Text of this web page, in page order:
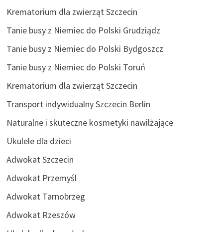
Krematorium dla zwierząt Szczecin
Tanie busy z Niemiec do Polski Grudziądz
Tanie busy z Niemiec do Polski Bydgoszcz
Tanie busy z Niemiec do Polski Toruń
Krematorium dla zwierząt Szczecin
Transport indywidualny Szczecin Berlin
Naturalne i skuteczne kosmetyki nawilżające
Ukulele dla dzieci
Adwokat Szczecin
Adwokat Przemyśl
Adwokat Tarnobrzeg
Adwokat Rzeszów